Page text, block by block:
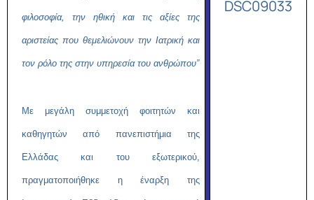
φιλοσοφία, την ηθική και τις αξίες της
αριστείας που θεμελιώνουν την Ιατρική και
τον ρόλο της στην υπηρεσία του ανθρώπου”
Με μεγάλη συμμετοχή φοιτητών και
καθηγητών από πανεπιστήμια της
Ελλάδας και του εξωτερικού,
πραγματοποιήθηκε η έναρξη της